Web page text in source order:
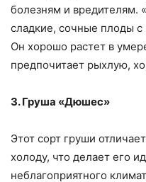
болезням и вредителям.
сладкие, сочные плоды
Он хорошо растет в
предпочитает рыхлую,
3. Груша «Дюшес»
Этот сорт груши
холоду, что делает его
неблагоприятного